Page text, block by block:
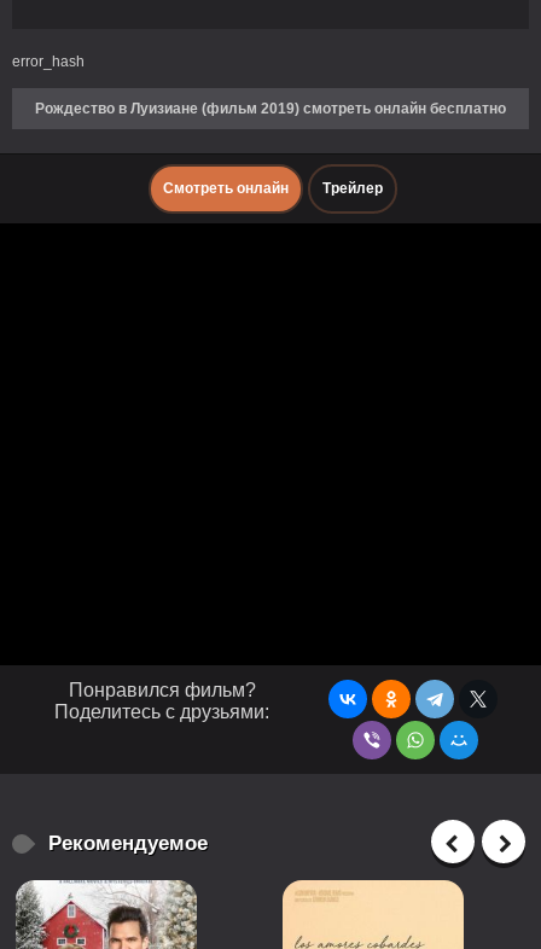
error_hash
Рождество в Луизиане (фильм 2019) смотреть онлайн бесплатно
Смотреть онлайн Трейлер
Понравился фильм?
Поделитесь с друзьями:
Рекомендуемое